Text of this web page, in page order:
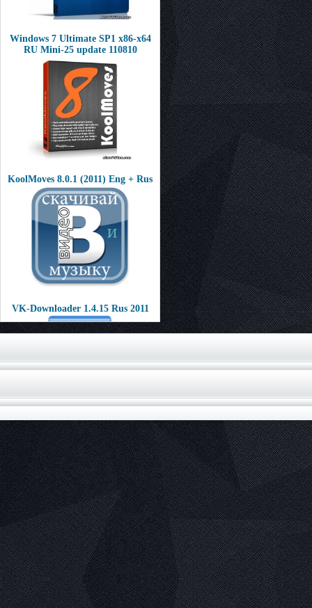
Windows 7 Ultimate SP1 x86-х64
RU Mini-25 update 110810
KoolMoves 8.0.1 (2011) Eng + Rus
VK-Downloader 1.4.15 Rus 2011